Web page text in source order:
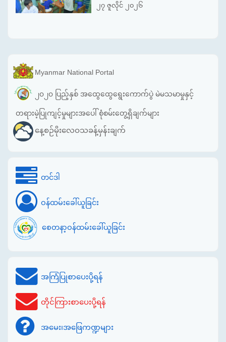
၂၇ ဇူလိုင် ၂၀၂၆
Myanmar National Portal
၂၀၂၀ ပြည့်နှစ် အထွေထွေရွေးကောက်ပွဲ မဲမသမာမှုနှင့်
တရားမဲ့ပြုကျင့်မှုများအပေါ် စုံစမ်းတွေ့ရှိချက်များ
နေ့စဉ်မိုးလေဝသခန့်မှန်းချက်
တင်ဒါ
ဝန်ထမ်းခေါ်ယူခြင်း
စေတနာ့ဝန်ထမ်းခေါ်ယူခြင်း
အကြံပြုစာပေးပို့ရန်
တိုင်ကြားစာပေးပို့ရန်
အမေး၊အဖြေကဏ္ဍများ